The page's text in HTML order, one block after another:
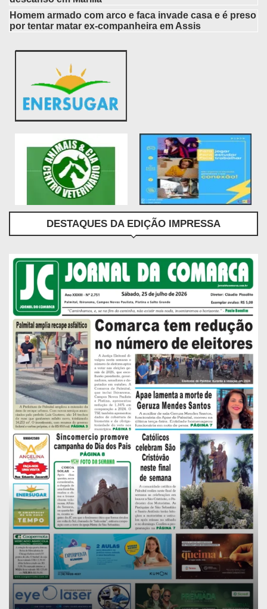
Homem armado com arco e faca invade casa e é preso
por tentar matar ex-companheira em Assis
DESTAQUES DA EDIÇÃO IMPRESSA